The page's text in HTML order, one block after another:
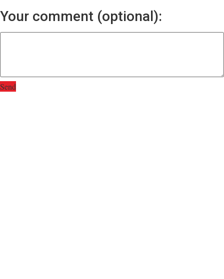
Your comment (optional):
Send